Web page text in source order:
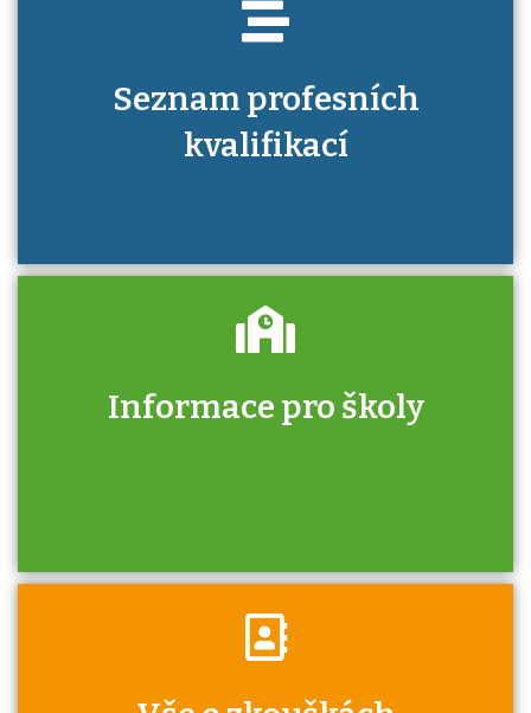
Seznam profesních
kvalifikací
Informace pro školy
Zjistěte, jak se přihlásit ke zkoušce a kde